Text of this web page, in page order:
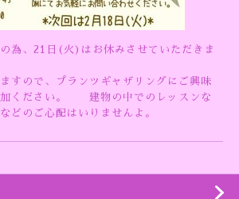
為、21日(火)はお休みさせていただきま
すので、プランツギャザリングにご興味
加ください。 建物の中でのレッスンな
どのご心配はいりませんよ。